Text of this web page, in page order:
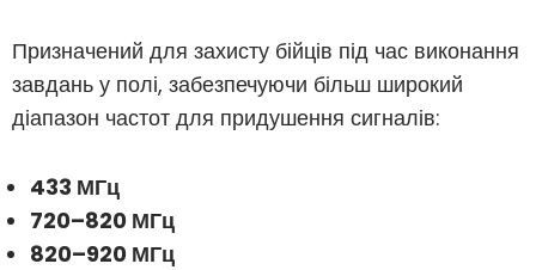
Призначений для захисту бійців під час виконання
завдань у полі, забезпечуючи більш широкий
діапазон частот для придушення сигналів:
433 МГц
720–820 МГц
820–920 МГц